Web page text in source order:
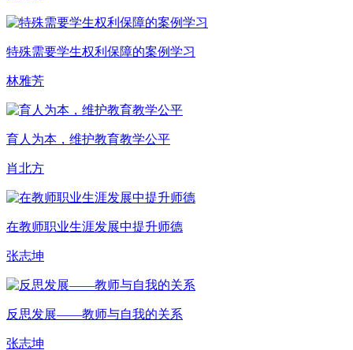
特殊需要学生权利保障的案例学习
林雅芳
育人为本，维护教育教学公平
肖北方
在教师职业生涯发展中提升师德
张志坤
反思发展——教师与自我的关系
张志坤